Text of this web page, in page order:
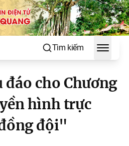
Tìm kiếm
Toggle
đáo cho Chương
hình trực
đội"